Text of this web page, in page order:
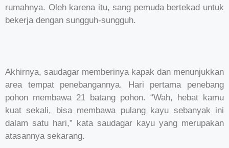
rumahnya. Oleh karena itu, sang pemuda bertekad untuk
bekerja dengan sungguh-sungguh.
Akhirnya, saudagar memberinya kapak dan menunjukkan
area tempat penebangannya. Hari pertama penebang
pohon membawa 21 batang pohon. “Wah, hebat kamu
kuat sekali, bisa membawa pulang kayu sebanyak ini
dalam satu hari,” kata saudagar kayu yang merupakan
atasannya sekarang.